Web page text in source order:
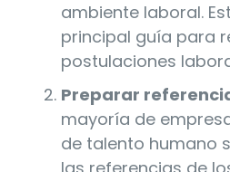
ambiente laboral.
principal guía para
postulaciones
Preparar
mayoría de
de talento humano